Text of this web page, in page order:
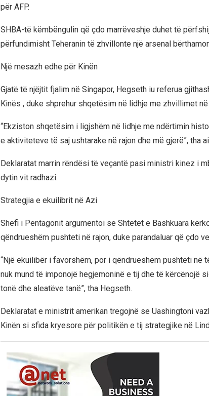
për AFP.
SHBA-të këmbëngulin që çdo marrëveshje duhet të
përfundimisht Teheranin të zhvillonte një arsenal bërthamor.
Një mesazh edhe për Kinën
Gjatë të njëjtit fjalim në Singapor, Hegseth iu referua
Kinës , duke shprehur shqetësim në lidhje me zhvillimet
“Ekziston shqetësim i ligjshëm në lidhje me ndërtimin
e aktiviteteve të saj ushtarake në rajon dhe më gjerë”, tha
Deklaratat marrin rëndësi të veçantë pasi ministri kinez i
dytin vit radhazi.
Strategjia e ekuilibrit në Azi
Shefi i Pentagonit argumentoi se Shtetet e Bashkuara
qëndrueshëm pushteti në rajon, duke parandaluar që çdo
“Një ekuilibër i favorshëm, por i qëndrueshëm pushteti në
nuk mund të imponojë hegjemoninë e tij dhe të kërcënojë
tonë dhe aleatëve tanë”, tha Hegseth.
Deklaratat e ministrit amerikan tregojnë se Uashingtoni
Kinën si sfida kryesore për politikën e tij strategjike në